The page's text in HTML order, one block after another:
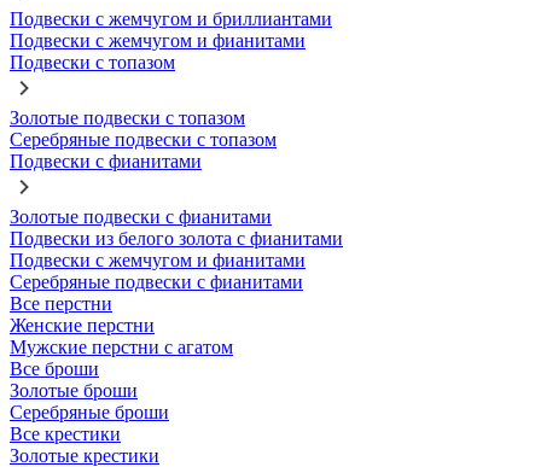
Подвески с жемчугом и бриллиантами
Подвески с жемчугом и фианитами
Подвески с топазом
Золотые подвески с топазом
Серебряные подвески с топазом
Подвески с фианитами
Золотые подвески с фианитами
Подвески из белого золота с фианитами
Подвески с жемчугом и фианитами
Серебряные подвески с фианитами
Все перстни
Женские перстни
Мужские перстни с агатом
Все броши
Золотые броши
Серебряные броши
Все крестики
Золотые крестики